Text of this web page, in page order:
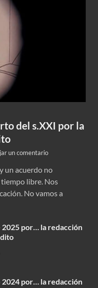
del s.XXI por la
un comentario
un acuerdo no
libre. Nos
No vamos a
2025 por… la redacción
2024 por… la redacción